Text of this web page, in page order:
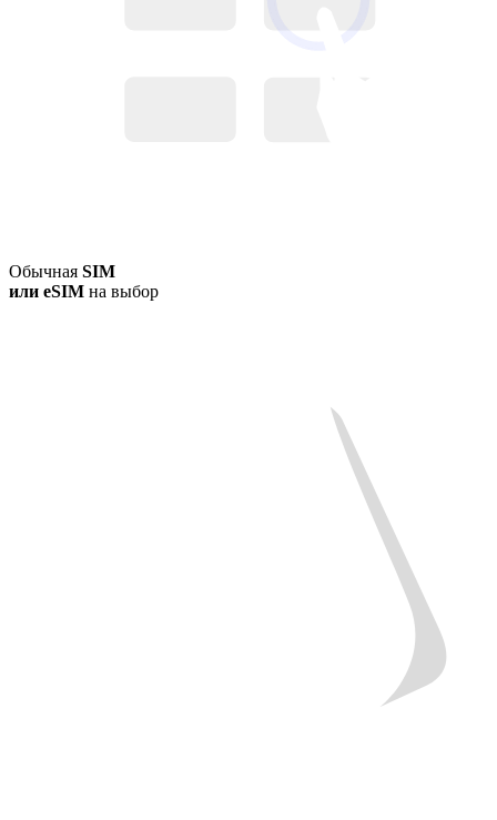
Обычная SIM
или eSIM на выбор